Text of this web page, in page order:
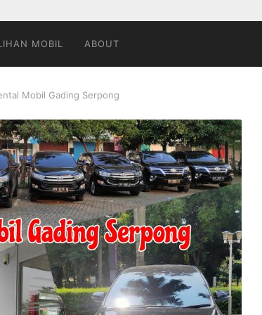
MOBIL ABOUT
Mobil Gading Serpong